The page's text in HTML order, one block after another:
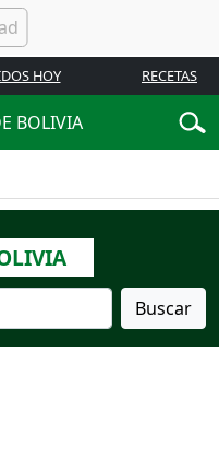
HOY RECETAS
BOLIVIA
Buscar